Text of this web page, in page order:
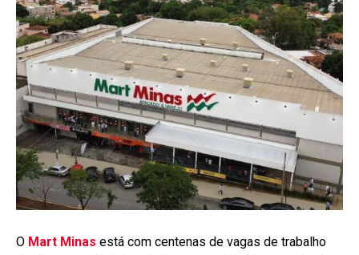
O Mart Minas está com centenas de vagas de trabalho